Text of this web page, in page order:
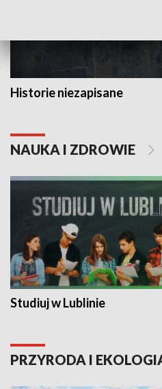
Historie niezapisane
NAUKA I ZDROWIE
Studiuj w Lublinie
PRZYRODA I